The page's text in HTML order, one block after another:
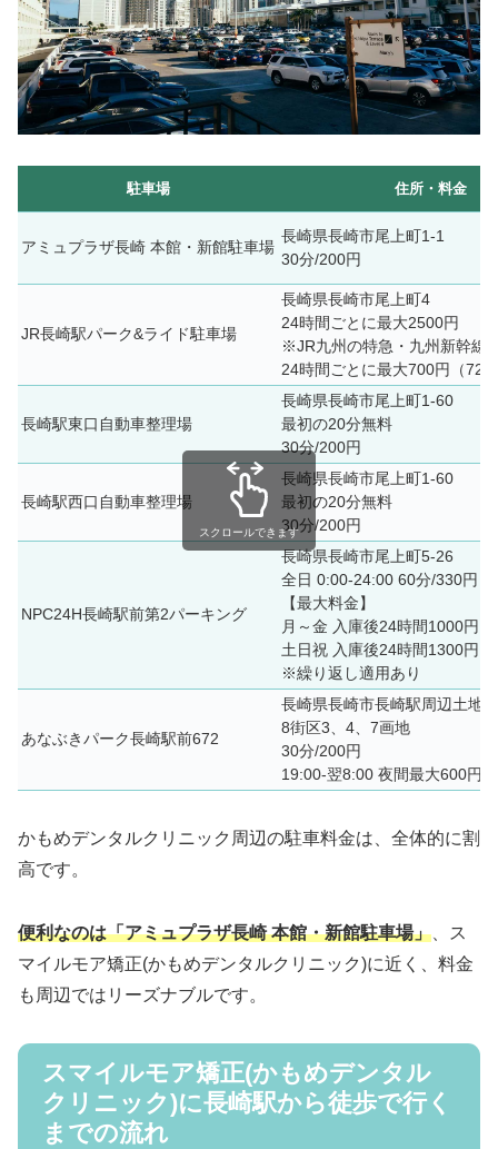
駐車場 住所・料金
アミュプラザ長崎 本館・新館駐車場
長崎県長崎市尾上町1-1
30分/200円
JR長崎駅パーク&ライド駐車場
長崎県長崎市尾上町4
24時間ごとに最大2500円
※JR九州の特急・九州新幹線
24時間ごとに最大700円（72
長崎駅東口自動車整理場
長崎県長崎市尾上町1-60
最初の20分無料
30分/200円
長崎駅西口自動車整理場
長崎県長崎市尾上町1-60
最初の20分無料
30分/200円
NPC24H長崎駅前第2パーキング
長崎県長崎市尾上町5-26
全日 0:00-24:00 60分/330円
【最大料金】
月～金 入庫後24時間1000円
土日祝 入庫後24時間1300円
※繰り返し適用あり
あなぶきパーク長崎駅前672
長崎県長崎市長崎駅周辺土地
8街区3、4、7画地
30分/200円
19:00-翌8:00 夜間最大600円
スクロールできます
かもめデンタルクリニック周辺の駐車料金は、全体的に割
高です。
便利なのは「アミュプラザ長崎 本館・新館駐車場」 、ス
マイルモア矯正(かもめデンタルクリニック)に近く、料金
も周辺ではリーズナブルです。
スマイルモア矯正(かもめデンタル
クリニック)に長崎駅から徒歩で行く
までの流れ